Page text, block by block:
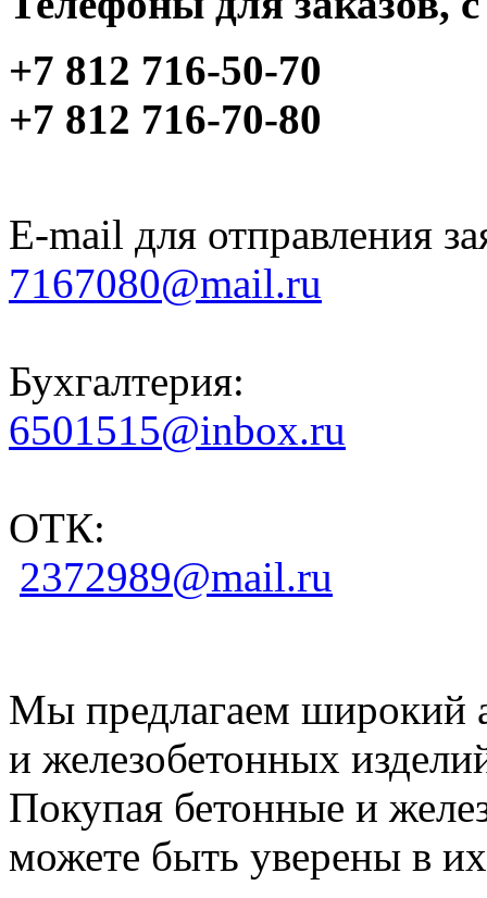
+7 812 716-50-70
+7 812 716-70-80
E-mail для отправления
7167080@mail.ru
Бухгалтерия:
6501515@inbox.ru
ОТК:
2372989@mail.ru
Мы предлагаем широкий
и железобетонных
Покупая бетонные и
можете быть уверены в их